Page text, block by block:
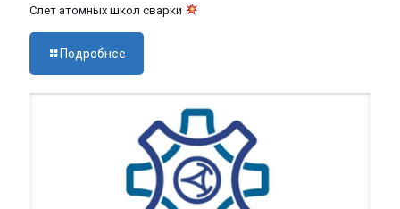
Слет атомных школ сварки
Подробнее